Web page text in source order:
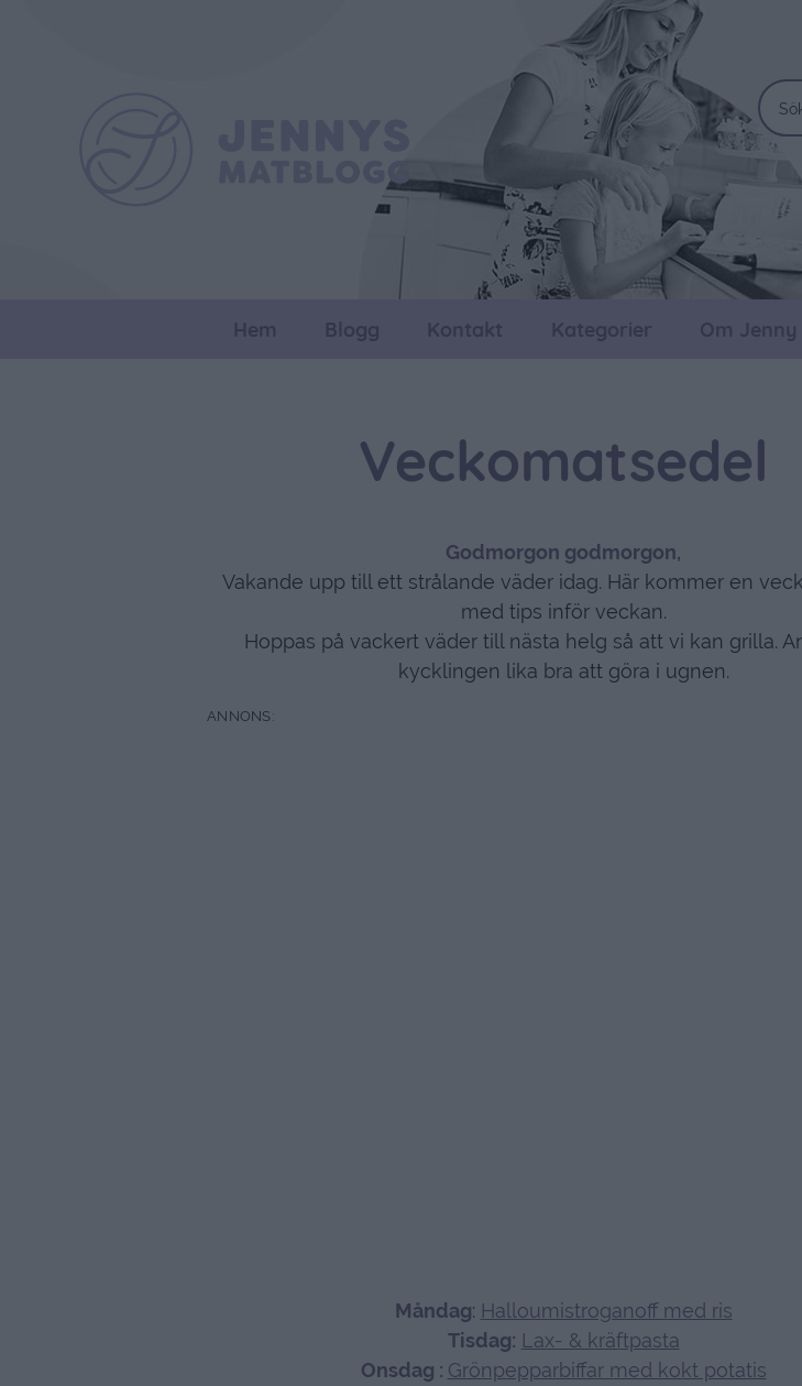
Hem Blogg Kontakt Kategorier Om Jenny
Veckomatsedel
Godmorgon godmorgon,
Vakande upp till ett strålande väder idag. Här kommer en
med tips inför veckan.
Hoppas på vackert väder till nästa helg så att vi kan grilla.
kycklingen lika bra att göra i ugnen.
Måndag: Halloumistroganoff med ris
Tisdag: Lax- & kräftpasta
Onsdag : Grönpepparbiffar med kokt potatis